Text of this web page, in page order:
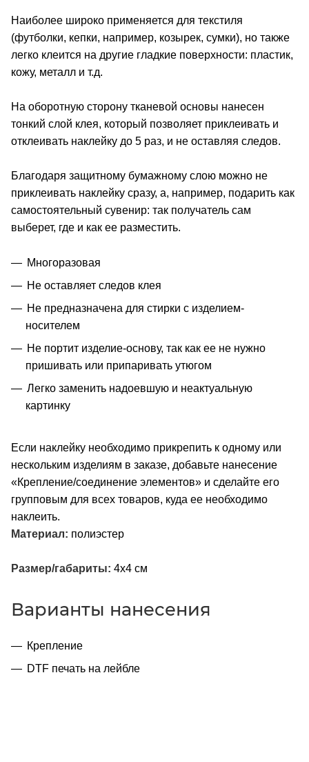
Наиболее широко применяется для текстиля
(футболки, кепки, например, козырек, сумки), но также
легко клеится на другие гладкие поверхности: пластик,
кожу, металл и т.д.
На оборотную сторону тканевой основы нанесен
тонкий слой клея, который позволяет приклеивать и
отклеивать наклейку до 5 раз, и не оставляя следов.
Благодаря защитному бумажному слою можно не
приклеивать наклейку сразу, а, например, подарить как
самостоятельный сувенир: так получатель сам
выберет, где и как ее разместить.
Многоразовая
Не оставляет следов клея
Не предназначена для стирки с изделием-
носителем
Не портит изделие-основу, так как ее не нужно
пришивать или припаривать утюгом
Легко заменить надоевшую и неактуальную
картинку
Если наклейку необходимо прикрепить к одному или
нескольким изделиям в заказе, добавьте нанесение
«Крепление/соединение элементов» и сделайте его
групповым для всех товаров, куда ее необходимо
наклеить.
Материал: полиэстер
Размер/габариты: 4x4 см
Варианты нанесения
Крепление
DTF печать на лейбле